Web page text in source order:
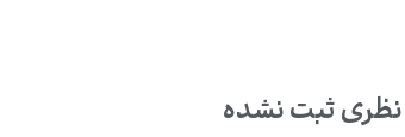
نظری ثبت نشده